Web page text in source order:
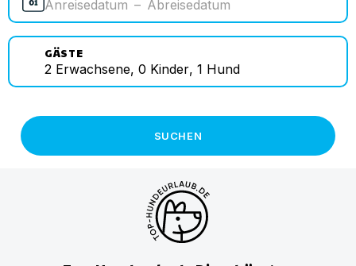
Anreisedatum – Abreisedatum
GÄSTE
2 Erwachsene, 0 Kinder, 1 Hund
SUCHEN